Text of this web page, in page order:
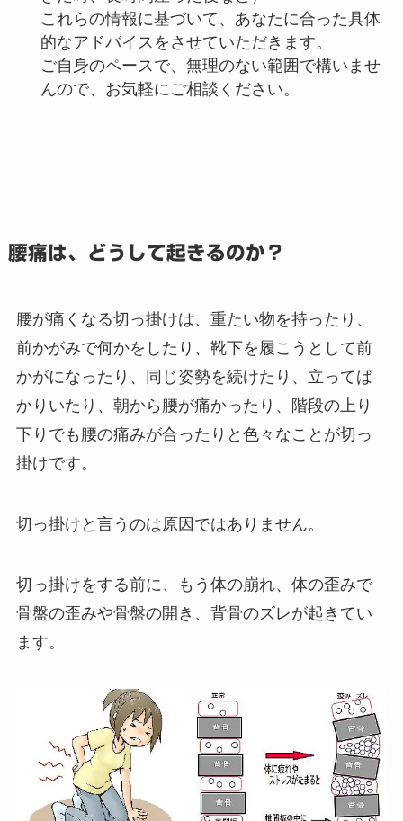
これらの情報に基づいて、あなたに合った具体
的なアドバイスをさせていただきます。
ご自身のペースで、無理のない範囲で構いませ
んので、お気軽にご相談ください。
腰痛は、どうして起きるのか？
腰が痛くなる切っ掛けは、重たい物を持ったり、
前かがみで何かをしたり、靴下を履こうとして前
かがになったり、同じ姿勢を続けたり、立ってば
かりいたり、朝から腰が痛かったり、階段の上り
下りでも腰の痛みが合ったりと色々なことが切っ
掛けです。
切っ掛けと言うのは原因ではありません。
切っ掛けをする前に、もう体の崩れ、体の歪みで
骨盤の歪みや骨盤の開き、背骨のズレが起きてい
ます。